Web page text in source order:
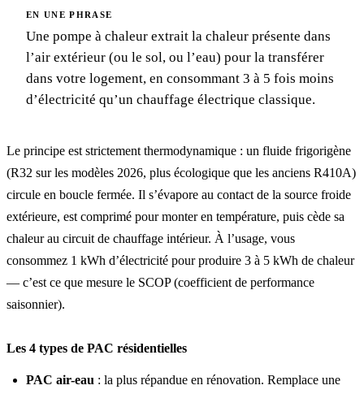
EN UNE PHRASE
Une pompe à chaleur extrait la chaleur présente dans
l’air extérieur (ou le sol, ou l’eau) pour la transférer
dans votre logement, en consommant 3 à 5 fois moins
d’électricité qu’un chauffage électrique classique.
Le principe est strictement thermodynamique : un fluide frigorigène
(R32 sur les modèles 2026, plus écologique que les anciens R410A)
circule en boucle fermée. Il s’évapore au contact de la source froide
extérieure, est comprimé pour monter en température, puis cède sa
chaleur au circuit de chauffage intérieur. À l’usage, vous
consommez 1 kWh d’électricité pour produire 3 à 5 kWh de chaleur
— c’est ce que mesure le SCOP (coefficient de performance
saisonnier).
Les 4 types de PAC résidentielles
PAC air-eau : la plus répandue en rénovation. Remplace une